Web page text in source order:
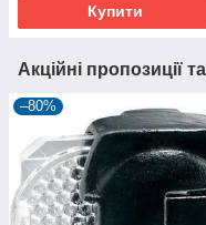
Купити
Акційні пропозиції
–80%